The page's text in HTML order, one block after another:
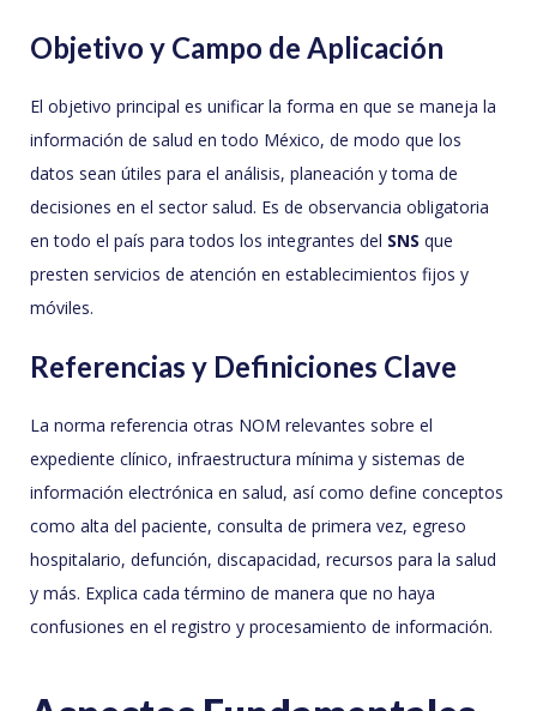
Objetivo y Campo de Aplicación
El objetivo principal es unificar la forma en que se maneja la
información de salud en todo México, de modo que los
datos sean útiles para el análisis, planeación y toma de
decisiones en el sector salud. Es de observancia obligatoria
en todo el país para todos los integrantes del SNS que
presten servicios de atención en establecimientos fijos y
móviles.
Referencias y Definiciones Clave
La norma referencia otras NOM relevantes sobre el
expediente clínico, infraestructura mínima y sistemas de
información electrónica en salud, así como define conceptos
como alta del paciente, consulta de primera vez, egreso
hospitalario, defunción, discapacidad, recursos para la salud
y más. Explica cada término de manera que no haya
confusiones en el registro y procesamiento de información.